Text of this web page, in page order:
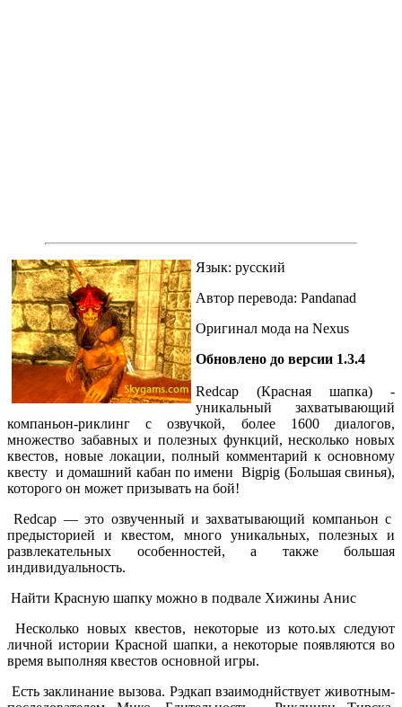
Язык: русский
Автор перевода: Pandanad
Оригинал мода на Nexus
Обновлено до версии 1.3.4
Redcap (Красная шапка) -
уникальный захватывающий
компаньон-риклинг с озвучкой, более 1600 диалогов,
множество забавных и полезных функций, несколько новых
квестов, новые локации, полный комментарий к основному
квесту и домашний кабан по имени Bigpig (Большая свинья),
которого он может призывать на бой!
Redcap — это озвученный и захватывающий компаньон с
предысторией и квестом, много уникальных, полезных и
развлекательных особенностей, а также большая
индивидуальность.
Найти Красную шапку можно в подвале Хижины Анис
Несколько новых квестов, некоторые из кото.ых следуют
личной истории Красной шапки, а некоторые появляются во
время выполняя квестов основной игры.
Есть заклинание вызова. Рэдкап взаимоднйствует животным-